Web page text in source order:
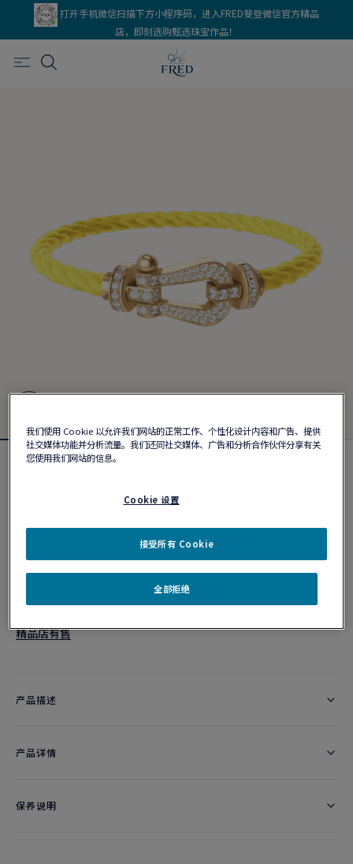
打开手机微信扫描下方小程序码，进入FRED斐登微信官方精品
店，即刻选购甄选珠宝作品！
个性化定制
作品编号
精品店有售
产品描述
产品详情
保养说明
我们使用 Cookie 以允许我们网站的正常工作、个性化设计内容和广告、提供
社交媒体功能并分析流量。我们还同社交媒体、广告和分析合作伙伴分享有关
您使用我们网站的信息。
Cookie 设置
全部拒绝
接受所有 Cookie